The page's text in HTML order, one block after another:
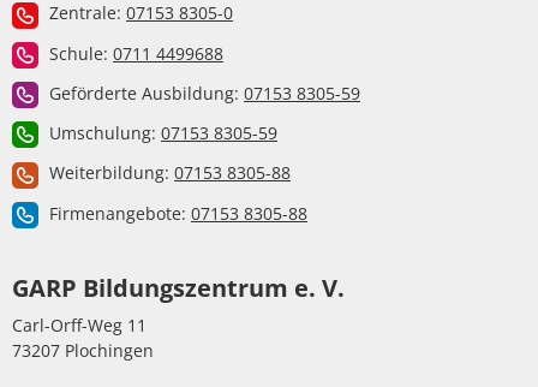
Zentrale: 07153 8305-0
Schule: 0711 4499688
Geförderte Ausbildung: 07153 8305-59
Umschulung: 07153 8305-59
Weiterbildung: 07153 8305-88
Firmenangebote: 07153 8305-88
GARP Bildungszentrum e. V.
Carl-Orff-Weg 11
73207 Plochingen